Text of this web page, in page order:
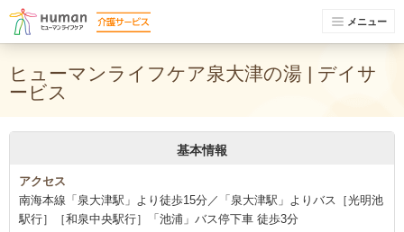
メニュー
ヒューマンライフケア泉大津の湯 | デイサ
ービス
基本情報
アクセス
南海本線「泉大津駅」より徒歩15分／「泉大津駅」よりバス［光明池
駅行］［和泉中央駅行］「池浦」バス停下車 徒歩3分